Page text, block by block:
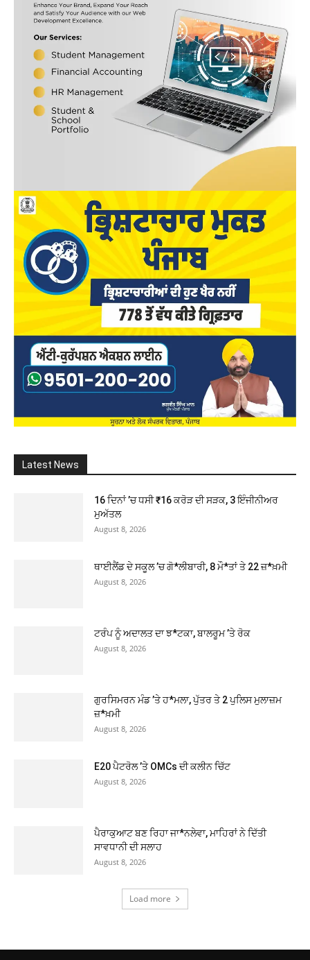
Latest News
16 ਦਿਨਾਂ ’ਚ ਧਸੀ ₹16 ਕਰੋੜ ਦੀ ਸੜਕ, 3 ਇੰਜੀਨੀਅਰ
ਮੁਅੱਤਲ
August 8, 2026
ਥਾਈਲੈਂਡ ਦੇ ਸਕੂਲ ’ਚ ਗੋ*ਲੀਬਾਰੀ, 8 ਮੌ*ਤਾਂ ਤੇ 22 ਜ਼*ਖ਼ਮੀ
August 8, 2026
ਟਰੰਪ ਨੂੰ ਅਦਾਲਤ ਦਾ ਝ*ਟਕਾ, ਬਾਲਰੂਮ ’ਤੇ ਰੋਕ
August 8, 2026
ਗੁਰਸਿਮਰਨ ਮੰਡ ’ਤੇ ਹ*ਮਲਾ, ਪੁੱਤਰ ਤੇ 2 ਪੁਲਿਸ ਮੁਲਾਜ਼ਮ
ਜ਼*ਖ਼ਮੀ
August 8, 2026
E20 ਪੈਟਰੋਲ ’ਤੇ OMCs ਦੀ ਕਲੀਨ ਚਿੱਟ
August 8, 2026
ਪੈਰਾਕੁਆਟ ਬਣ ਰਿਹਾ ਜਾ*ਨਲੇਵਾ, ਮਾਹਿਰਾਂ ਨੇ ਦਿੱਤੀ
ਸਾਵਧਾਨੀ ਦੀ ਸਲਾਹ
August 8, 2026
Load more